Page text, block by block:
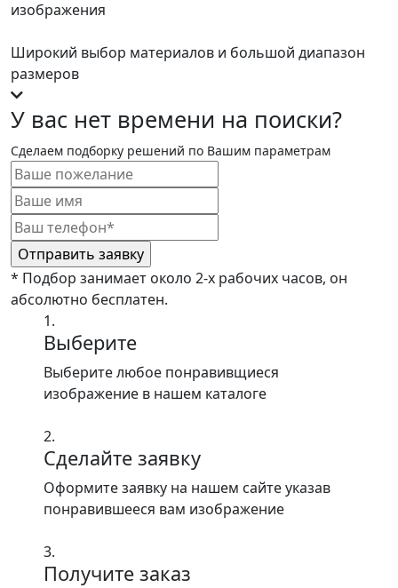
изображения
Широкий выбор материалов и большой диапазон
размеров
У вас нет времени на поиски?
Сделаем подборку решений по Вашим параметрам
* Подбор занимает около 2-х рабочих часов, он
абсолютно бесплатен.
1.
Выберите
Выберите любое понравивщиеся
изображение в нашем каталоге
2.
Сделайте заявку
Оформите заявку на нашем сайте указав
понравившееся вам изображение
3.
Получите заказ